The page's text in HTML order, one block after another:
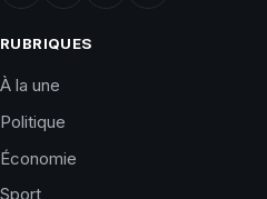
RUBRIQUES
À la une
Politique
Économie
Sport